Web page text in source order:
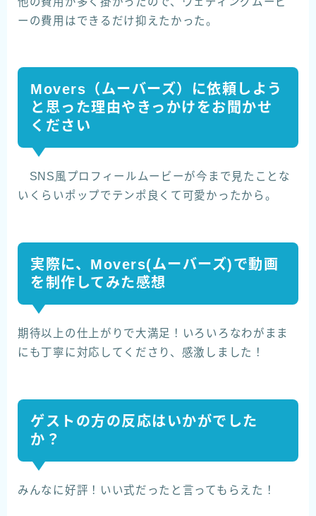
ーの費用はできるだけ抑えたかった。
Movers（ムーバーズ）に依頼しよう
と思った理由やきっかけをお聞かせ
ください
SNS風プロフィールムービーが今まで見たことな
いくらいポップでテンポ良くて可愛かったから。
実際に、Movers(ムーバーズ)で動画
を制作してみた感想
期待以上の仕上がりで大満足！いろいろなわがまま
にも丁寧に対応してくださり、感激しました！
ゲストの方の反応はいかがでした
か？
みんなに好評！いい式だったと言ってもらえた！